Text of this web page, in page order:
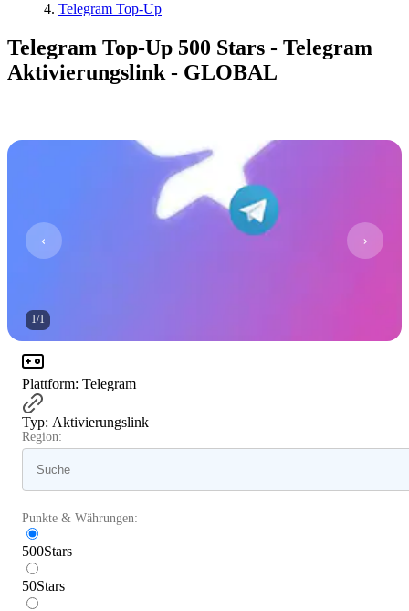
Telegram Top-Up
Telegram Top-Up 500 Stars - Telegram
Aktivierungslink - GLOBAL
1/1
Plattform: Telegram
Typ: Aktivierungslink
Region:
Punkte & Währungen:
500Stars
50Stars